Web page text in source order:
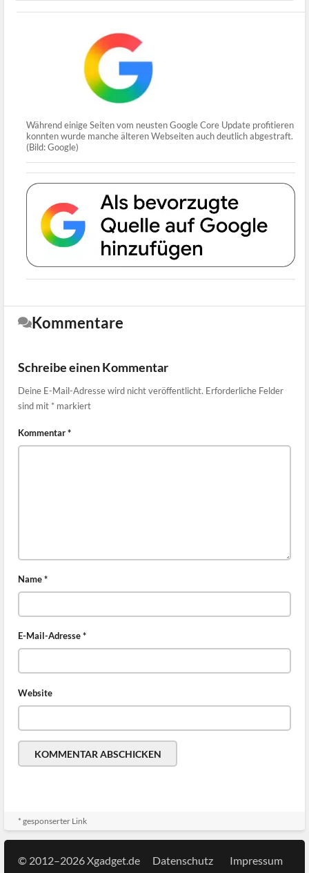
Während einige Seiten vom neusten Google Core Update profitieren
konnten wurde manche älteren Webseiten auch deutlich abgestraft.
(Bild: Google)
Kommentare
Schreibe einen Kommentar
Deine E-Mail-Adresse wird nicht veröffentlicht. Erforderliche Felder
sind mit * markiert
Kommentar*
Name*
E-Mail-Adresse*
Website
* gesponserter Link
© 2012–2026 Xgadget.de Datenschutz Impressum